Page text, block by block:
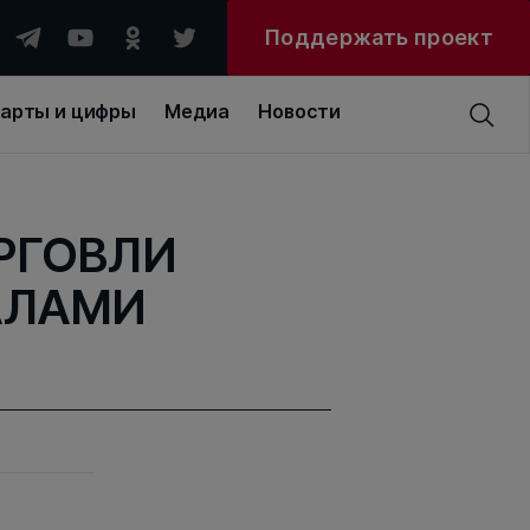
Поддержать проект
и цифры Медиа Новости